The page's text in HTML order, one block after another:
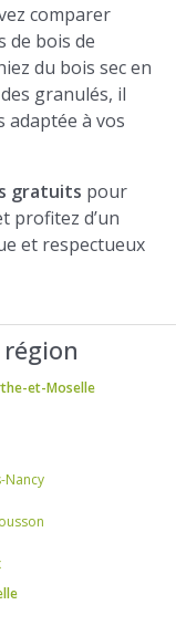
comparer
bois de
du bois sec en
granulés, il
adaptée à vos
gratuits pour
profitez d’un
et respectueux
et-Moselle
Nancy